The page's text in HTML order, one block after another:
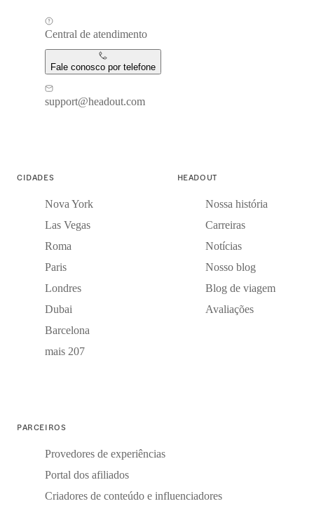
Central de atendimento
Fale conosco por telefone
support@headout.com
CIDADES
Nova York
Las Vegas
Roma
Paris
Londres
Dubai
Barcelona
mais 207
HEADOUT
Nossa história
Carreiras
Notícias
Nosso blog
Blog de viagem
Avaliações
PARCEIROS
Provedores de experiências
Portal dos afiliados
Criadores de conteúdo e influenciadores